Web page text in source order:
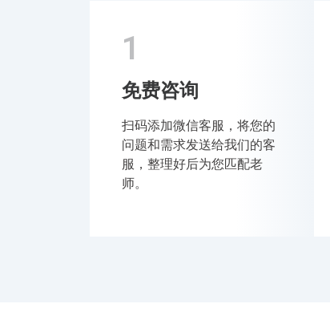
1
免费咨询
扫码添加微信客服，将您的
问题和需求发送给我们的客
服，整理好后为您匹配老
师。